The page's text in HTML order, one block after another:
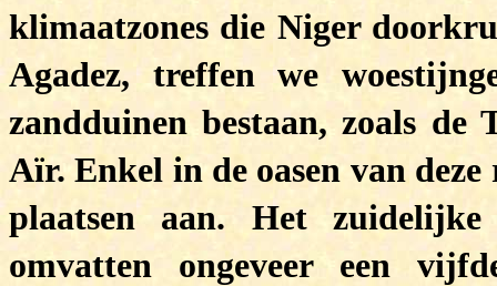
klimaatzones die Niger
Agadez, treffen we
zandduinen bestaan, zoals de
Aïr. Enkel in de oasen van
plaatsen aan. Het zuidelijke
omvatten ongeveer een